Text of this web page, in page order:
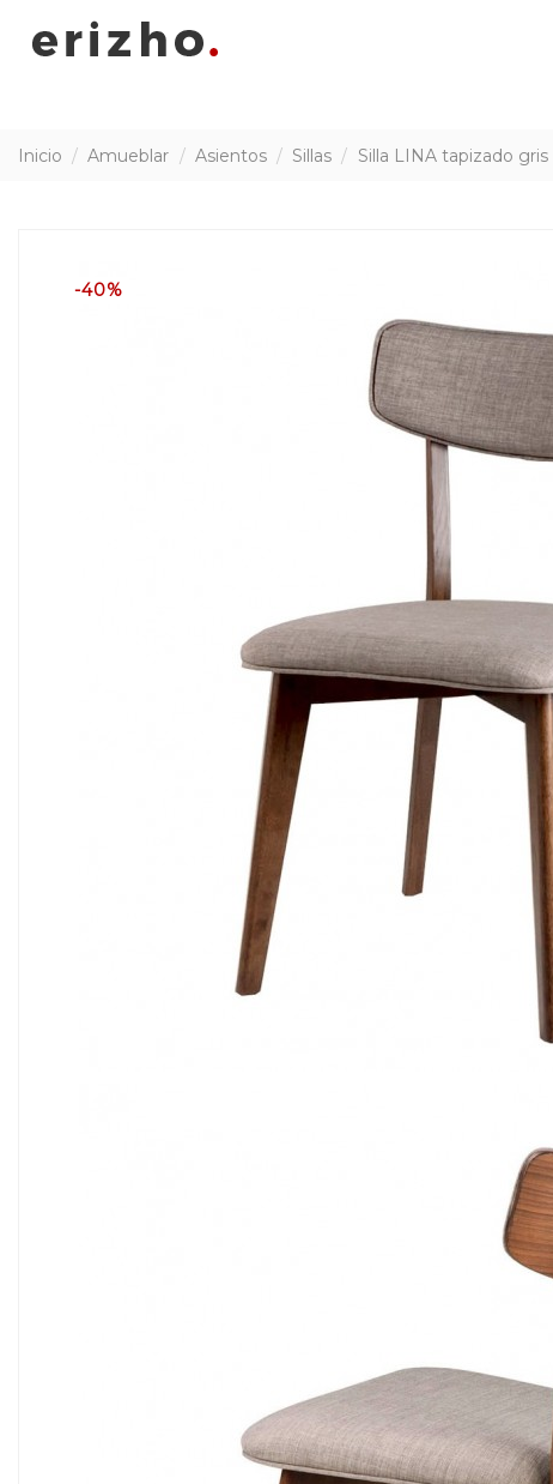
Inicio Amueblar Asientos Sillas Silla LINA tapizado
-40%